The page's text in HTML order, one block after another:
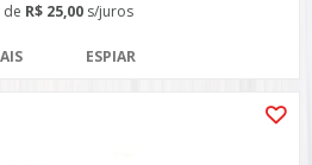
de R$ 25,00 s/juros
ESPIAR